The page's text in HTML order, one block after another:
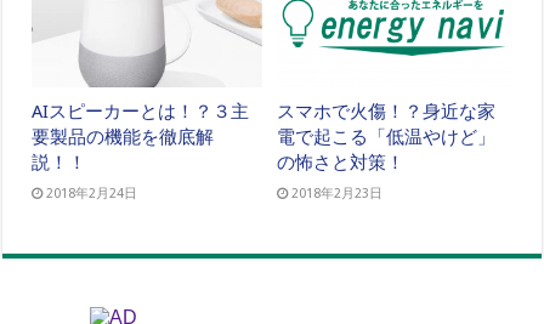
AIスピーカーとは！？３主
要製品の機能を徹底解
説！！
2018年2月24日
スマホで火傷！？身近な家
電で起こる「低温やけど」
の怖さと対策！
2018年2月23日